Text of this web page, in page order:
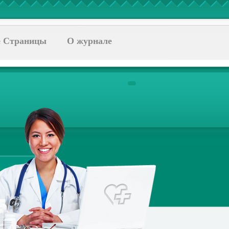
Страницы О журнале